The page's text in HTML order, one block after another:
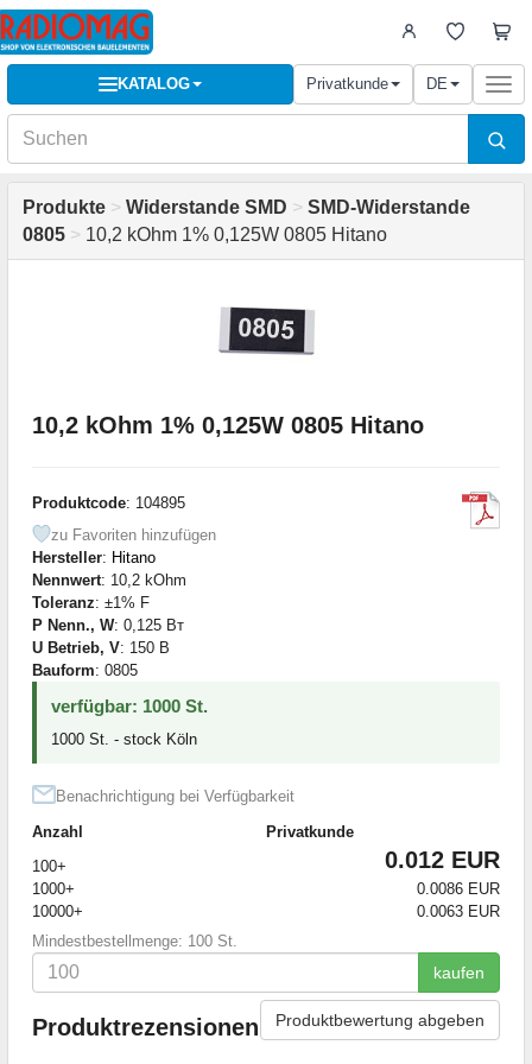
KATALOG Privatkunde DE
Produkte > Widerstande SMD > SMD-Widerstande
0805 > 10,2 kOhm 1% 0,125W 0805 Hitano
10,2 kOhm 1% 0,125W 0805 Hitano
Produktcode: 104895
zu Favoriten hinzufügen
Hersteller: Hitano
Nennwert: 10,2 kOhm
Toleranz: ±1% F
P Nenn., W: 0,125 Вт
U Betrieb, V: 150 В
Bauform: 0805
verfügbar: 1000 St.
1000 St. - stock Köln
Benachrichtigung bei Verfügbarkeit
Anzahl
Privatkunde
100+
0.012 EUR
1000+
0.0086 EUR
10000+
0.0063 EUR
Mindestbestellmenge: 100 St.
kaufen
Produktrezensionen Produktbewertung abgeben